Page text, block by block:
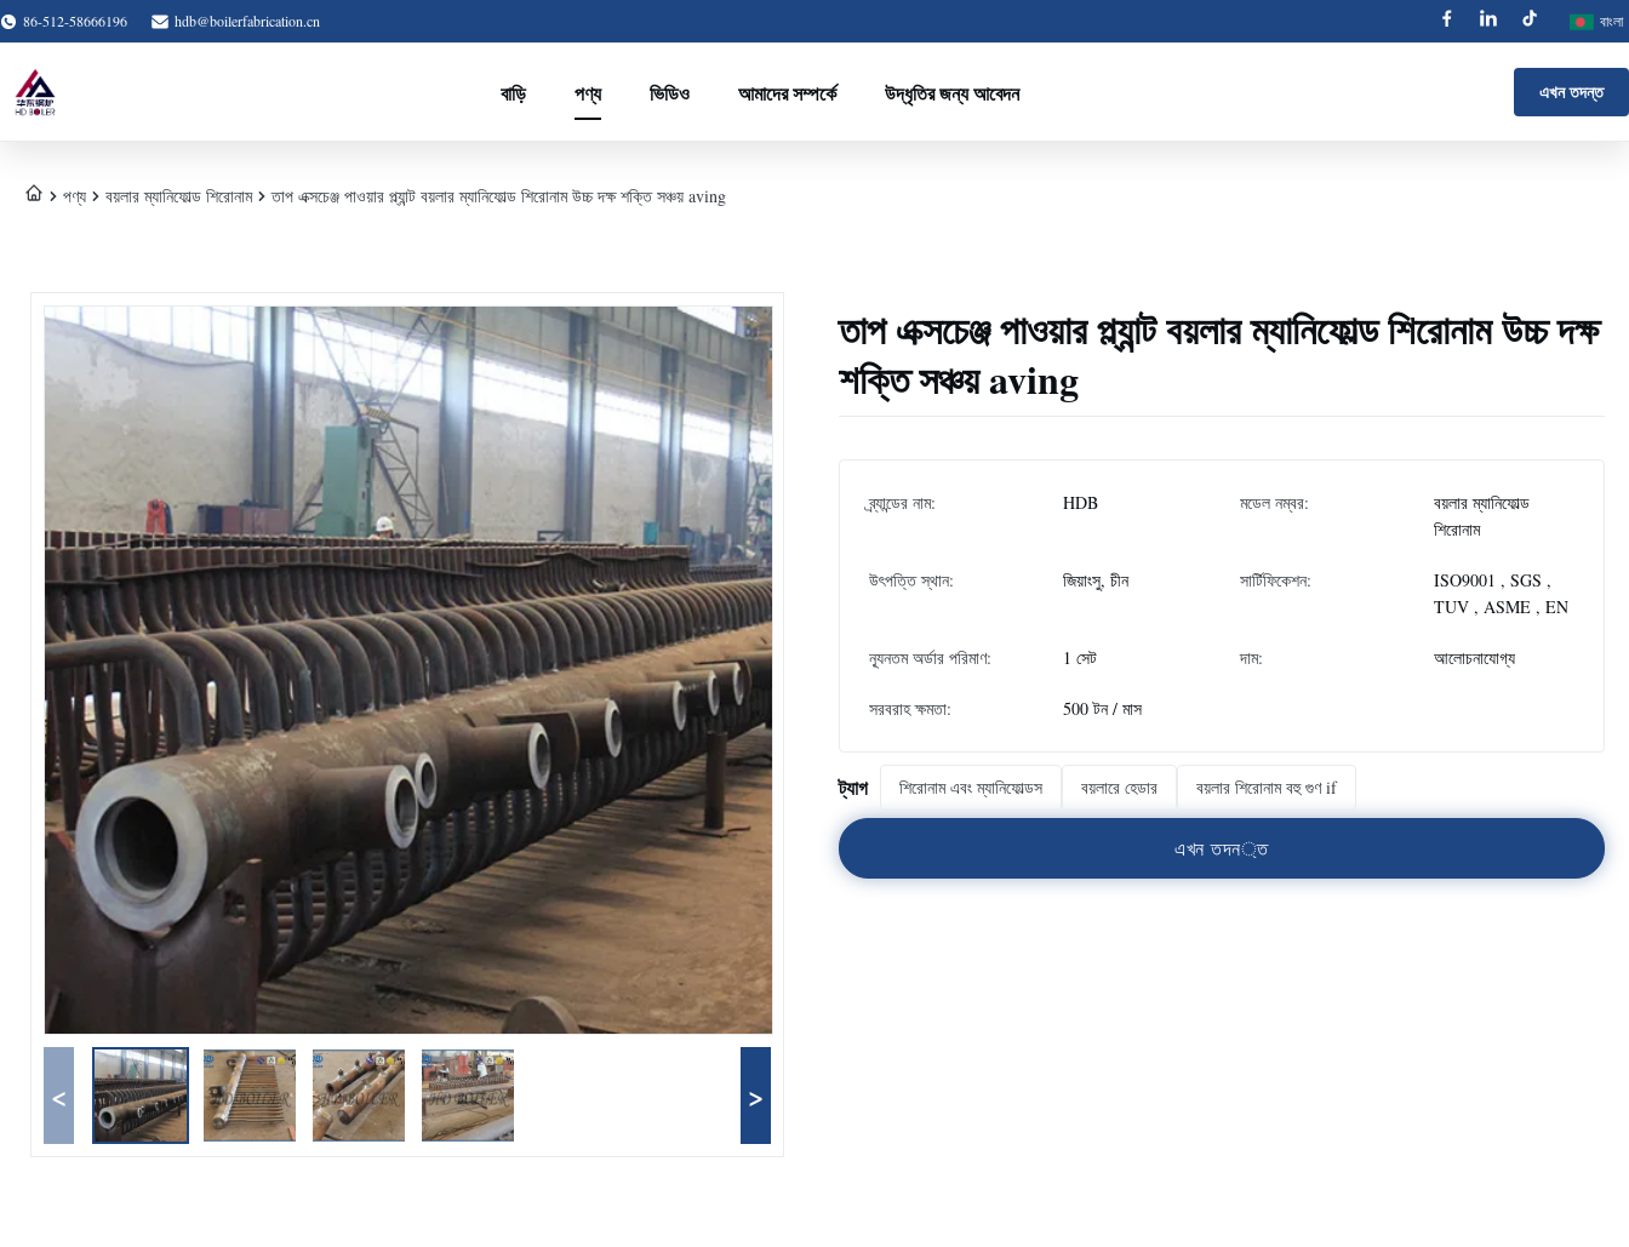
86-512-58666196 hdb@boilerfabrication.cn বাংলা
বাড়ি পণ্য ভিডিও আমাদের সম্পর্কে উদ্ধৃতির জন্য আবেদন এখন তদন্ত
পণ্য বয়লার ম্যানিফোল্ড শিরোনাম তাপ এক্সচেঞ্জ পাওয়ার প্ল্যান্ট বয়লার ম্যানিফোল্ড শিরোনাম উচ্চ দক্ষ শক্তি সঞ্চয় aving
< >
তাপ এক্সচেঞ্জ পাওয়ার প্ল্যান্ট বয়লার ম্যানিফোল্ড শিরোনাম উচ্চ দক্ষ
শক্তি সঞ্চয় aving
ব্র্যান্ডের নাম: HDB মডেল নম্বর:
বয়লার ম্যানিফোল্ড
শিরোনাম
উৎপত্তি স্থান: জিয়াংসু, চীন সার্টিফিকেশন:
ISO9001 , SGS ,
TUV , ASME , EN
ন্যূনতম অর্ডার পরিমাণ: 1 সেট দাম: আলোচনাযোগ্য
সরবরাহ ক্ষমতা: 500 টন / মাস
ট্যাগ শিরোনাম এবং ম্যানিফোল্ডস বয়লারে হেডার বয়লার শিরোনাম বহু গুণ if
এখন তদন্ত